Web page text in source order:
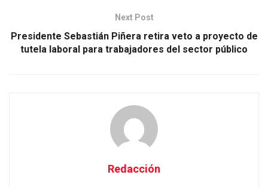
Next Post
Presidente Sebastián Piñera retira veto a proyecto de
tutela laboral para trabajadores del sector público
Redacción